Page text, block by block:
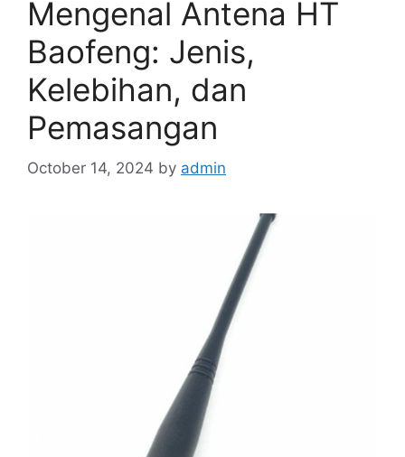
Mengenal Antena HT
Baofeng: Jenis,
Kelebihan, dan
Pemasangan
October 14, 2024 by admin